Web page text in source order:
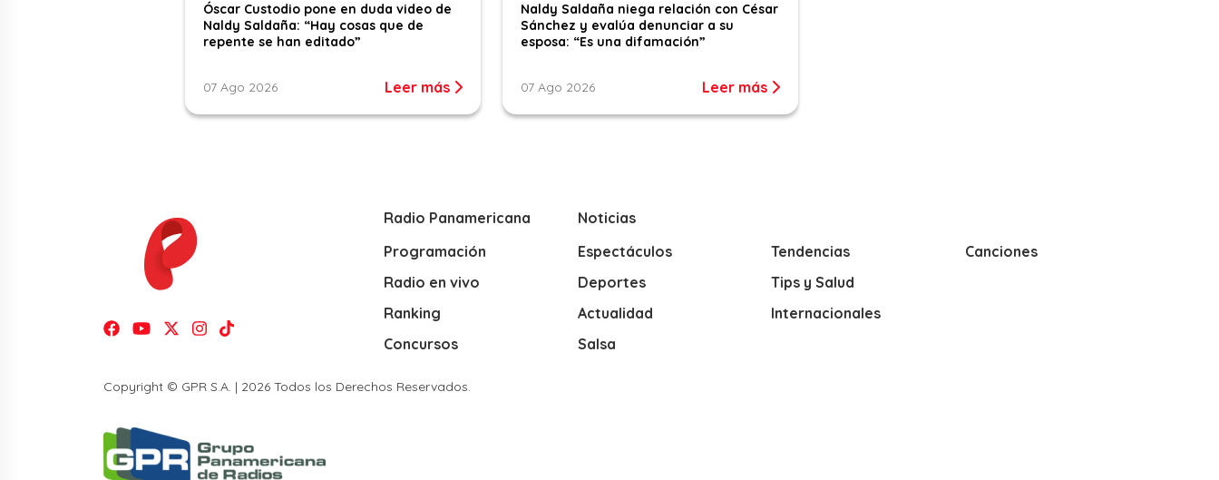
Óscar Custodio pone en duda video de
Naldy Saldaña: “Hay cosas que de
repente se han editado”
07 Ago 2026 Leer más
Naldy Saldaña niega relación con César
Sánchez y evalúa denunciar a su
esposa: “Es una difamación”
07 Ago 2026 Leer más
Radio Panamericana
Programación
Radio en vivo
Ranking
Concursos
Noticias
Espectáculos
Deportes
Actualidad
Salsa
Tendencias
Tips y Salud
Internacionales
Canciones
Copyright © GPR S.A. | 2026 Todos los Derechos Reservados.